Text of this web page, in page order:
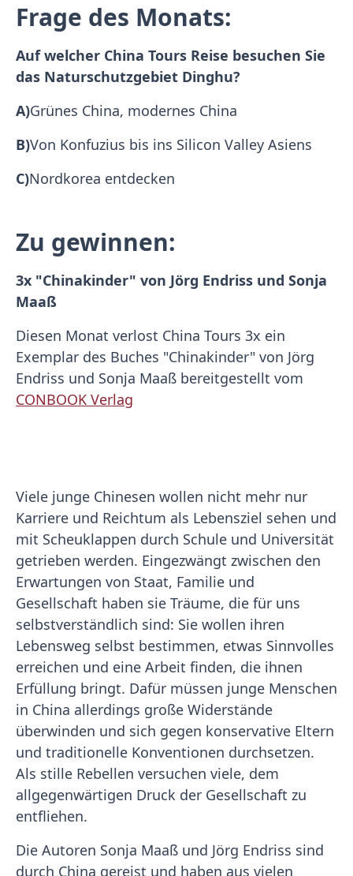
Frage des Monats:
Auf welcher China Tours Reise besuchen Sie
das Naturschutzgebiet Dinghu?
A)Grünes China, modernes China
B)Von Konfuzius bis ins Silicon Valley Asiens
C)Nordkorea entdecken
Zu gewinnen:
3x "Chinakinder" von Jörg Endriss und Sonja
Maaß
Diesen Monat verlost China Tours 3x ein
Exemplar des Buches "Chinakinder" von Jörg
Endriss und Sonja Maaß bereitgestellt vom
CONBOOK Verlag
Viele junge Chinesen wollen nicht mehr nur
Karriere und Reichtum als Lebensziel sehen und
mit Scheuklappen durch Schule und Universität
getrieben werden. Eingezwängt zwischen den
Erwartungen von Staat, Familie und
Gesellschaft haben sie Träume, die für uns
selbstverständlich sind: Sie wollen ihren
Lebensweg selbst bestimmen, etwas Sinnvolles
erreichen und eine Arbeit finden, die ihnen
Erfüllung bringt. Dafür müssen junge Menschen
in China allerdings große Widerstände
überwinden und sich gegen konservative Eltern
und traditionelle Konventionen durchsetzen.
Als stille Rebellen versuchen viele, dem
allgegenwärtigen Druck der Gesellschaft zu
entfliehen.
Die Autoren Sonja Maaß und Jörg Endriss sind
durch China gereist und haben aus vielen